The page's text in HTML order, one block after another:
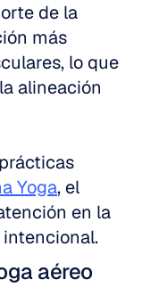
de la
más
lo que
alineación
Yoga, el
en la
aéreo